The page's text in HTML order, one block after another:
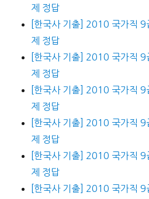
제 정답
[한국사 기출] 2010 국가직 9
제 정답
[한국사 기출] 2010 국가직 9
제 정답
[한국사 기출] 2010 국가직 9
제 정답
[한국사 기출] 2010 국가직 9
제 정답
[한국사 기출] 2010 국가직 9
제 정답
[한국사 기출] 2010 국가직 9